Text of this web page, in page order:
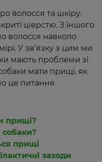
волосся та шкіру.
шерстю. З іншого
волосся навколо
У зв’язку з цим ми
мають проблеми зі
мати прищі, як
це питання
прищі?
прищі
заходи